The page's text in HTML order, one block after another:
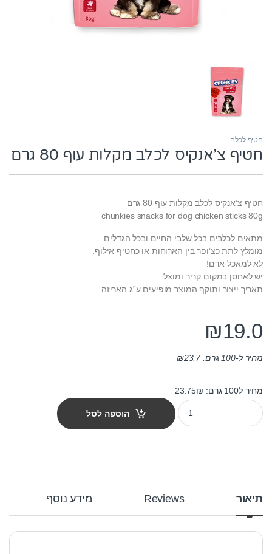
חטיף לכלב
חטיף צ’אנקיס לכלב מקלות עוף 80 גרם
חטיף צ’אנקיס לכלב מקלות עוף 80 גרם
chunkies snacks for dog chicken sticks 80g
מתאים לכלבים בכל שלבי החיים ובכל הגדלים.
מומלץ לתת כצ’ופר בין הארוחות או כחטיף אילוף.
לא למאכל אדם!
יש לאחסן במקום קריר ומוצל.
תאריך ייצור ותוקף המוצר מופיעים ע”ג האריזה.
₪19.0
מחיר ל-100 גרם: ₪23.7
מחיר ל100 גרם: 23.75₪
חטיף צ'אנקיס לכלב מקלות עוף 80 גרם quantity
הוספה לסל
תיאור Reviews מידע נוסף